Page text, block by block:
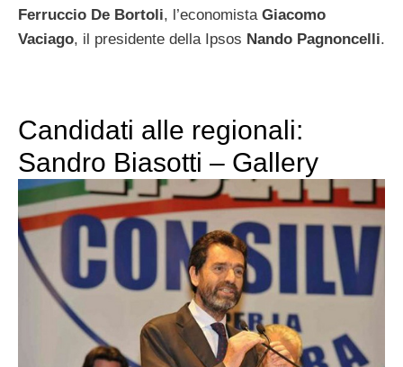
Ferruccio De Bortoli, l’economista Giacomo
Vaciago, il presidente della Ipsos Nando Pagnoncelli.
Candidati alle regionali:
Sandro Biasotti – Gallery